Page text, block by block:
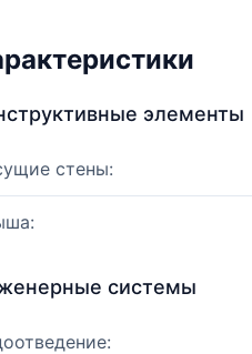
элементы
стены:
системы